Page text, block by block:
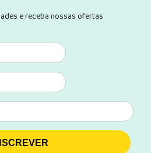
e receba nossas ofertas